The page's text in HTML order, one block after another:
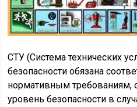
СТУ (Система технических
безопасности обязана
нормативным требованиям,
уровень безопасности в